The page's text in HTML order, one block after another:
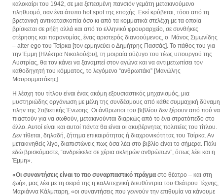
καλοκαίρι του 1942, σε μια ξεπεσμένη πανσιόν γεμάτη μετακινούμενο
πληθυσμό, σαν ένα άτυπο hot spot της εποχής. Εκεί κρύβεται, τόσο από τη
βρετανική αντικατασκοπία όσο κι από τα κομματικά στελέχη με τα οποία
βρίσκεται σε ρήξη αλλά και από το ελληνικό φρουραρχείο, σε συνθήκες
στέρησης και παρανομίας, ένας αριστερός διανοούμενος, ο Μάνος Σιμωνίδης
– alter ego του Τσίρκα [τον ερμηνεύει ο Δημήτρης Πασσάς]. Το πάθος του για
την Έμμη [Ηλέκτρα Νικολούζου], τη μοιραία σύζυγο του τέως υπουργού της
Αυστρίας, θα τον κάνει να ξαναμπεί στον αγώνα και να αντιμετωπίσει τον
καθοδηγητή του κόμματος, το λεγόμενο “ανθρωπάκι” [Μανώλης
Μαυρομματάκης].
Η λέσχη του τίτλου είναι ένας ακόμη εξουσιαστικός μηχανισμός, μια
μυστηριώδης οργάνωση με μέλη της συνδέσμους από κάθε συμμαχική δύναμη
πλην της Σοβιετικής Ένωσης. Οι άνθρωποι του βιβλίου δεν ξέρουν από πού να
πιαστούν για να σωθούν, μετακινούνται διαρκώς από το ένα στρατόπεδο στο
άλλο. Αυτοί είναι και αυτοί πάντα θα είναι οι ακυβέρνητες πολιτείες του τίτλου.
Δεν τίθεται, δηλαδή, ζήτημα επικαιρότητας ή διαχρονικότητας του Τσίρκα. Αν
μετακινηθείς λίγο, διαπιστώνεις πως όσα λέει στο βιβλίο είναι το σήμερα. Πάλι
εδώ βρισκόμαστε, “ανδρείκελα σε χέρια σκληρών ανθρώπων”, όπως λέει και η
Έμμη».
«Οι συναντήσεις είναι το πιο συναρπαστικό πράγμα στο θέατρο – και στη
ζωή», μας λέει με τη σειρά της η καλλιτεχνική διευθύντρια του Θεάτρου Τέχνης,
Μαριάννα Κάλμπαρη, «οι συναντήσεις που γεννούν την επιθυμία να κάνουμε